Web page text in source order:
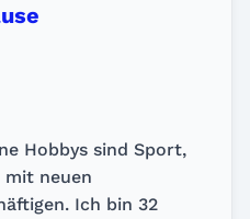
Hobbys sind Sport,
mit neuen
Ich bin 32